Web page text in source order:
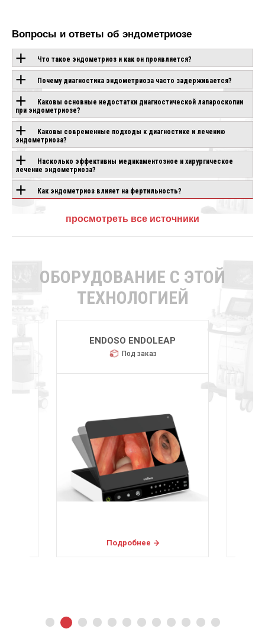
Вопросы и ответы об эндометриозе
Что такое эндометриоз и как он проявляется?
Почему диагностика эндометриоза часто задерживается?
Каковы основные недостатки диагностической лапароскопии
при эндометриозе?
Каковы современные подходы к диагностике и лечению
эндометриоза?
Насколько эффективны медикаментозное и хирургическое
лечение эндометриоза?
Как эндометриоз влияет на фертильность?
просмотреть все источники
ОБОРУДОВАНИЕ С ЭТОЙ
ТЕХНОЛОГИЕЙ
ENDOSO ENDOLEAP
Под заказ
Подробнее